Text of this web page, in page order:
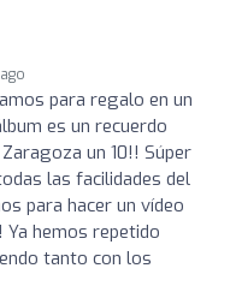
para regalo en un
es un recuerdo
un 10!! Súper
las facilidades del
para hacer un vídeo
hemos repetido
tanto con los